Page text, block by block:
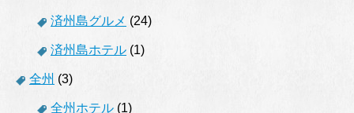
済州島グルメ (24)
済州島ホテル (1)
全州 (3)
全州ホテル (1)